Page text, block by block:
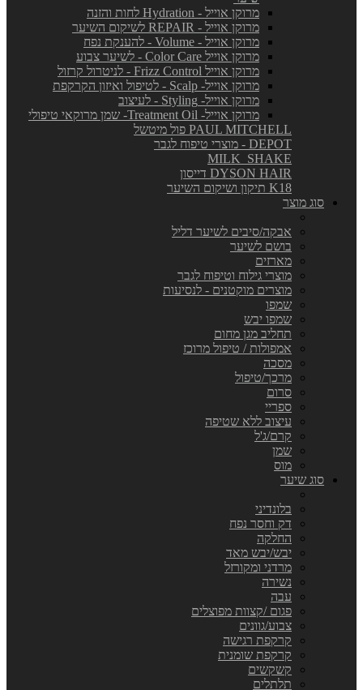
מרוקן אוייל - Hydration לחות והזנה
מרוקן אוייל - REPAIR לשיקום השיער
מרוקן אוייל - Volume - להענקת נפח
מרוקן אוייל Color Care - לשיער צבוע
מרוקן אוייל Frizz Control - לניטרול קרזול
מרוקן אוייל- Scalp - לטיפול ואיזון הקרקפת
מרוקן אוייל- Styling - לעיצוב
מרוקן אוייל- Treatment Oil- שמן מרוקאי טיפולי
PAUL MITCHELL פול מיטשל
DEPOT - מוצרי טיפוח לגבר
MILK_SHAKE
DYSON HAIR דייסון
K18 תיקון ושיקום השיער
סוג מוצר
אבקה/סיבים לשיער דליל
בושם לשיער
מארזים
מוצרי גילוח וטיפוח לגבר
מוצרים מוקטנים - לנסיעות
שמפו
שמפו יבש
תחליב מגן מחום
אמפולות / טיפול מרוכז
מסכה
מרכך/טיפול
סרום
ספריי
עיצוב ללא שטיפה
קרם/ג'ל
שמן
מוס
סוג שיער
בלונדיני
דק וחסר נפח
החלקה
יבש/יבש מאד
מרדני ומקורזל
נשירה
עבה
פגום /קצוות מפוצלים
צבוע/גוונים
קרקפת רגישה
קרקפת שומנית
קשקשים
תלתלים